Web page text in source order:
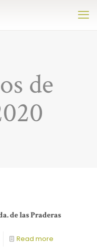
de
de las Praderas
Read more